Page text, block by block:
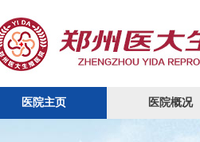
医院主页 医院概况